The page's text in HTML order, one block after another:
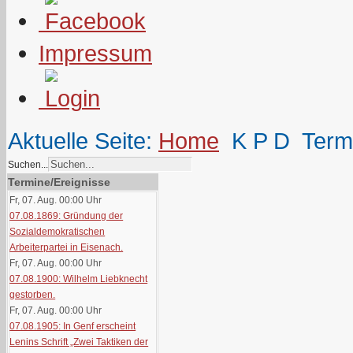
Impressum
Aktuelle Seite: Home K P D
Suchen...
Termine/Ereignisse
Fr, 07. Aug. 00:00 Uhr
07.08.1869: Gründung der
Sozialdemokratischen
Arbeiterpartei in Eisenach.
Fr, 07. Aug. 00:00 Uhr
07.08.1900: Wilhelm Liebknecht
gestorben.
Fr, 07. Aug. 00:00 Uhr
07.08.1905: In Genf erscheint
Lenins Schrift „Zwei Taktiken der